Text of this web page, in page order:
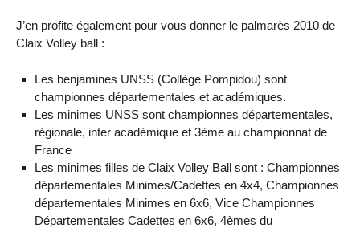
J’en profite également pour vous donner le palmarès 2010 de
Claix Volley ball :
Les benjamines UNSS (Collège Pompidou) sont
championnes départementales et académiques.
Les minimes UNSS sont championnes départementales,
régionale, inter académique et 3ème au championnat de
France
Les minimes filles de Claix Volley Ball sont : Championnes
départementales Minimes/Cadettes en 4x4, Championnes
départementales Minimes en 6x6, Vice Championnes
Départementales Cadettes en 6x6, 4èmes du